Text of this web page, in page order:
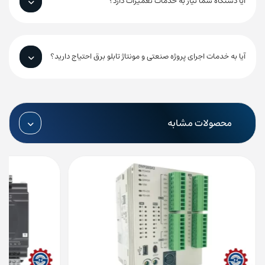
آیا به خدمات اجرای پروژه صنعتی و مونتاژ تابلو برق احتیاج دارید؟
محصولات مشابه